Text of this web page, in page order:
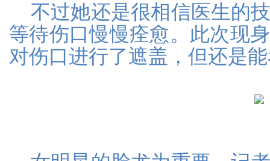
不过她还是很相信医生的
等待伤口慢慢痊愈。此次现
对伤口进行了遮盖，但还是